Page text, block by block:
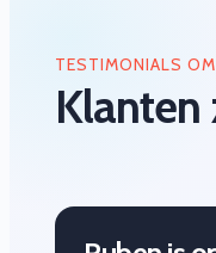
TESTIMONIALS
Klanten